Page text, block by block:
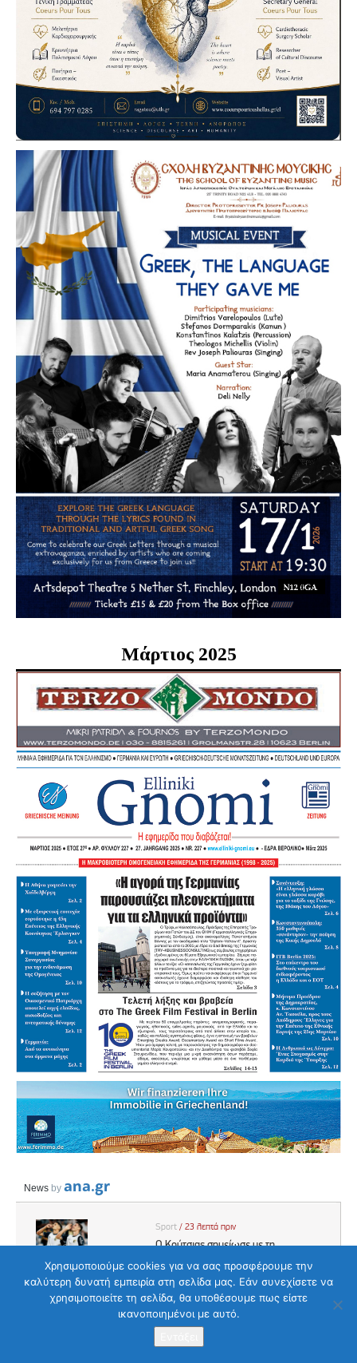
Μάρτιος 2025
Χρησιμοποιούμε cookies για να σας προσφέρουμε την
καλύτερη δυνατή εμπειρία στη σελίδα μας. Εάν συνεχίσετε να
χρησιμοποιείτε τη σελίδα, θα υποθέσουμε πως είστε
ικανοποιημένοι με αυτό.
Στείλετε το μήνυμα σας